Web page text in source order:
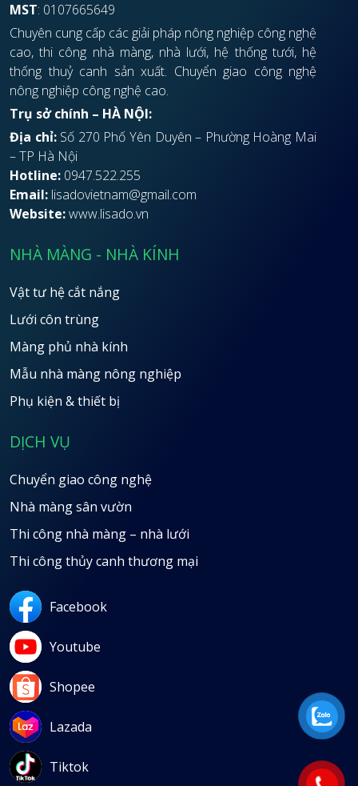
MST: 0107665649
Chuyên cung cấp các giải pháp nông nghiệp công nghệ
cao, thi công nhà màng, nhà lưới, hệ thống tưới, hệ
thống thuỷ canh sản xuất. Chuyển giao công nghệ
nông nghiệp công nghệ cao.
Trụ sở chính – HÀ NỘI:
Địa chỉ:Số 270 Phố Yên Duyên – Phường Hoàng Mai
– TP Hà Nội
Hotline: 0947.522.255
Email: lisadovietnam@gmail.com
Website:www.lisado.vn
NHÀ MÀNG - NHÀ KÍNH
Vật tư hệ cắt nắng
Lưới côn trùng
Màng phủ nhà kính
Mẫu nhà màng nông nghiệp
Phụ kiện & thiết bị
DỊCH VỤ
Chuyển giao công nghệ
Nhà màng sân vườn
Thi công nhà màng – nhà lưới
Thi công thủy canh thương mại
Facebook
Youtube
Shopee
Lazada
Tiktok